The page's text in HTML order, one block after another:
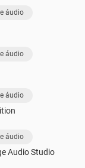
áudio
áudio
áudio
áudio
Audio Studio